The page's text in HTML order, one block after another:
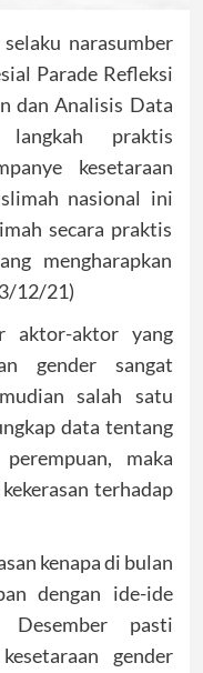
narasumber
Parade Refleksi
dan Analisis Data
langkah praktis
kesetaraan
nasional ini
secara praktis
mengharapkan
12/21)
aktor-aktor yang
gender sangat
salah satu
data tentang
maka
terhadap
kenapa di bulan
dengan ide-ide
Desember pasti
gender